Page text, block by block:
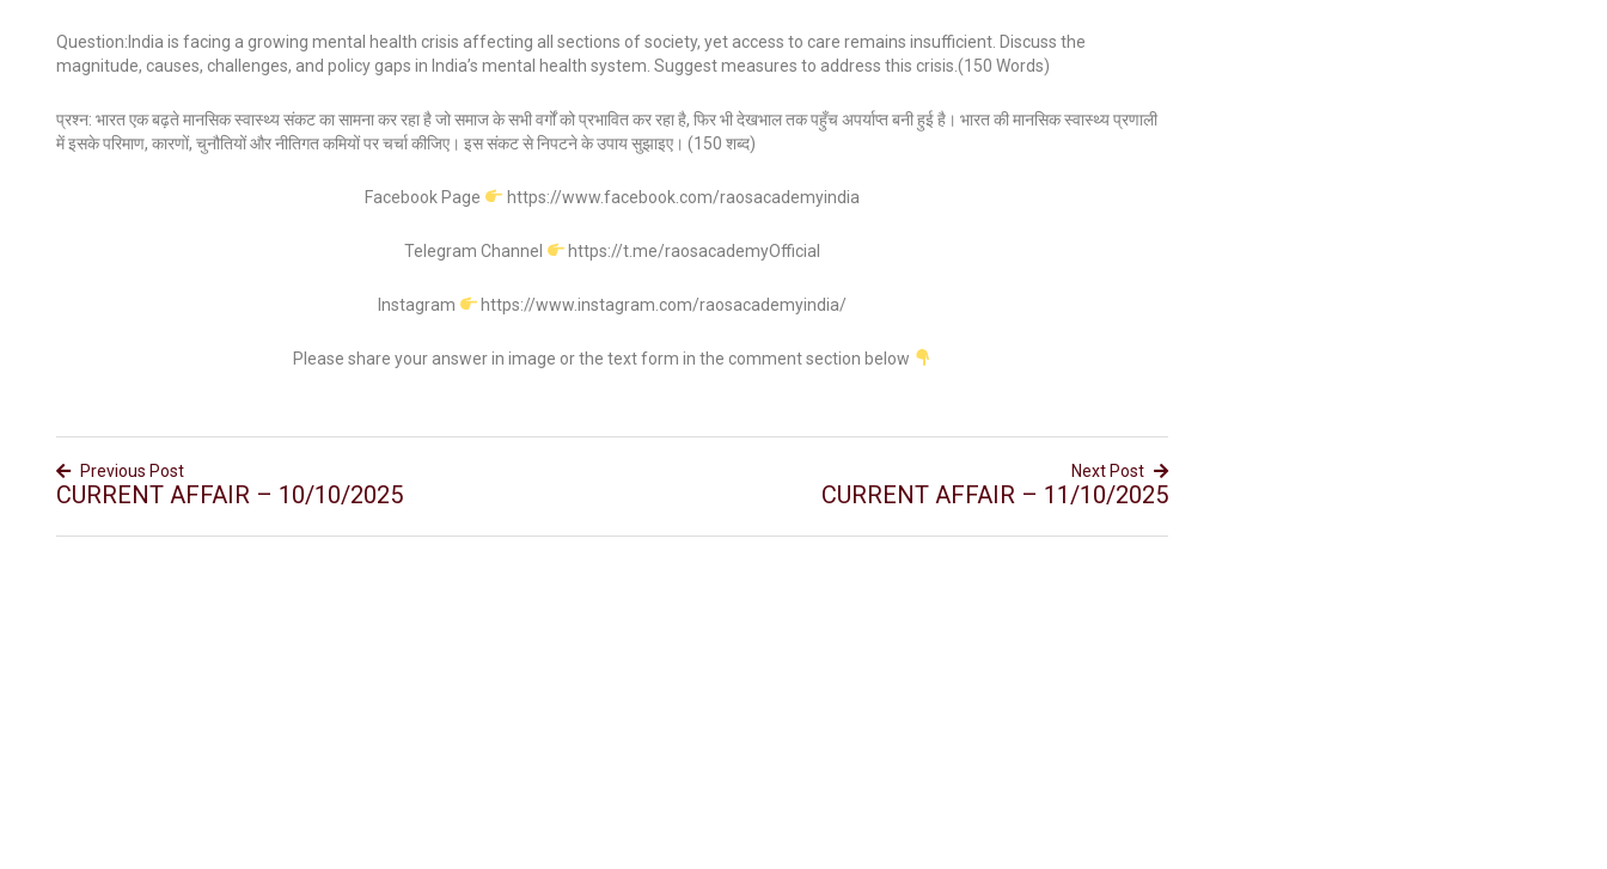
Question:India is facing a growing mental health crisis affecting all sections of society, yet access to care remains insufficient. Discuss the
magnitude, causes, challenges, and policy gaps in India’s mental health system. Suggest measures to address this crisis.(150 Words)
प्रश्न: भारत एक बढ़ते मानसिक स्वास्थ्य संकट का सामना कर रहा है जो समाज के सभी वर्गों को प्रभावित कर रहा है, फिर भी देखभाल तक पहुँच अपर्याप्त बनी हुई है। भारत की मानसिक स्वास्थ्य प्रणाली
में इसके परिमाण, कारणों, चुनौतियों और नीतिगत कमियों पर चर्चा कीजिए। इस संकट से निपटने के उपाय सुझाइए। (150 शब्द)
Facebook Page https://www.facebook.com/raosacademyindia
Telegram Channel https://t.me/raosacademyOfficial
Instagram https://www.instagram.com/raosacademyindia/
Please share your answer in image or the text form in the comment section below
Previous Post
CURRENT AFFAIR – 10/10/2025
Next Post
CURRENT AFFAIR – 11/10/2025